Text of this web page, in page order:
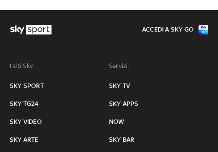
I siti Sky:
SKY SPORT
SKY TG24
SKY VIDEO
SKY ARTE
Servizi:
SKY TV
SKY APPS
NOW
SKY BAR
ACCEDI A SKY GO